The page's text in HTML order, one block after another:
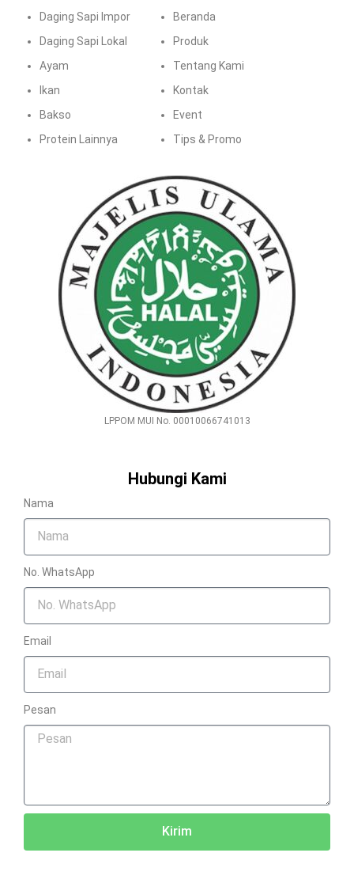
Daging Sapi Impor
Daging Sapi Lokal
Ayam
Ikan
Bakso
Protein Lainnya
Beranda
Produk
Tentang Kami
Kontak
Event
Tips & Promo
LPPOM MUI No. 00010066741013
Hubungi Kami
Nama
No. WhatsApp
Email
Pesan
Kirim